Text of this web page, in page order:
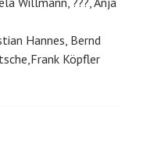
Hannes, Bernd
Köpfler